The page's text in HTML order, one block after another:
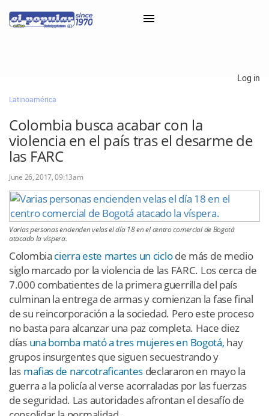
Classifieds
Categorías
Iniciar sesión con Clascal
Log in
Latinoamérica
Colombia busca acabar con la
violencia en el país tras el desarme de
las FARC
June 26, 2017, 09:13am
Varias personas encienden velas el día 18 en el centro comercial de Bogotá
atacado la víspera.
Colombia cierra este martes un ciclode más de medio
siglo marcado por la violencia de las FARC. Los cerca de
7.000 combatientes de la primera guerrilla del país
culminan la entrega de armas y comienzan la fase final
de su reincorporación a la sociedad. Pero este proceso
no basta para alcanzar una paz completa. Hace diez
días una bomba mató a tres mujeres en Bogotá, hay
grupos insurgentes que siguen secuestrando y
las mafias de narcotraficantes declararon en mayo la
guerra a la policía al verse acorraladas por las fuerzas
de seguridad. Las autoridades afrontan el desafío de